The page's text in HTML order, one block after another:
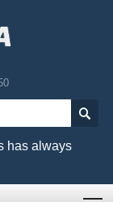

has always